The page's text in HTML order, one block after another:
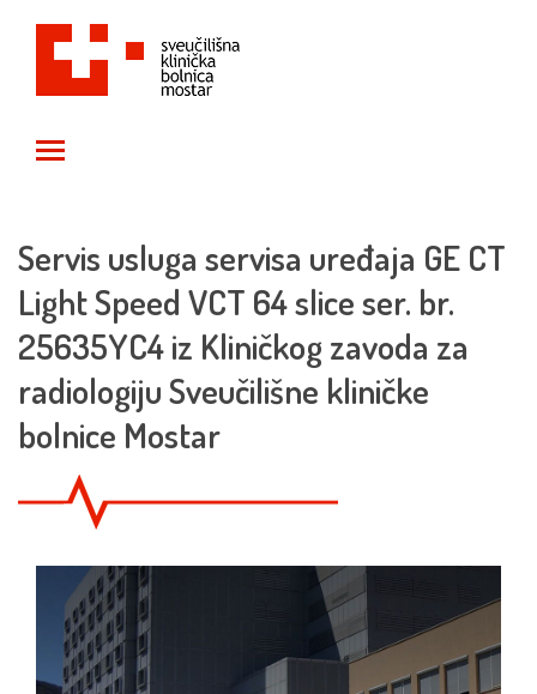
Servis usluga servisa uređaja GE CT
Light Speed VCT 64 slice ser. br.
25635YC4 iz Kliničkog zavoda za
radiologiju Sveučilišne kliničke
bolnice Mostar